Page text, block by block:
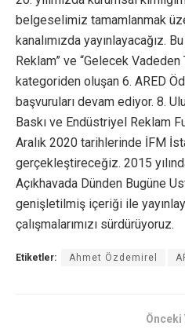
belgeselimiz tamamlanmak
kanalımızda yayınlayacağız.
Reklam” ve “Gelecek Vadeden
kategoriden oluşan 6. ARED
başvuruları devam ediyor. 8.
Baskı ve Endüstriyel Reklam
Aralık 2020 tarihlerinde İFM
gerçekleştireceğiz. 2015
Açıkhavada Dünden Bugüne
genişletilmiş içeriği ile
çalışmalarımızı sürdürüyoruz.
Etiketler: Ahmet Özdemirel
Önceki